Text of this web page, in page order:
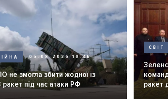
05.08.2026 10:36
не змогла збити жодної із
ракет під час атаки РФ
СВІТ
ракет